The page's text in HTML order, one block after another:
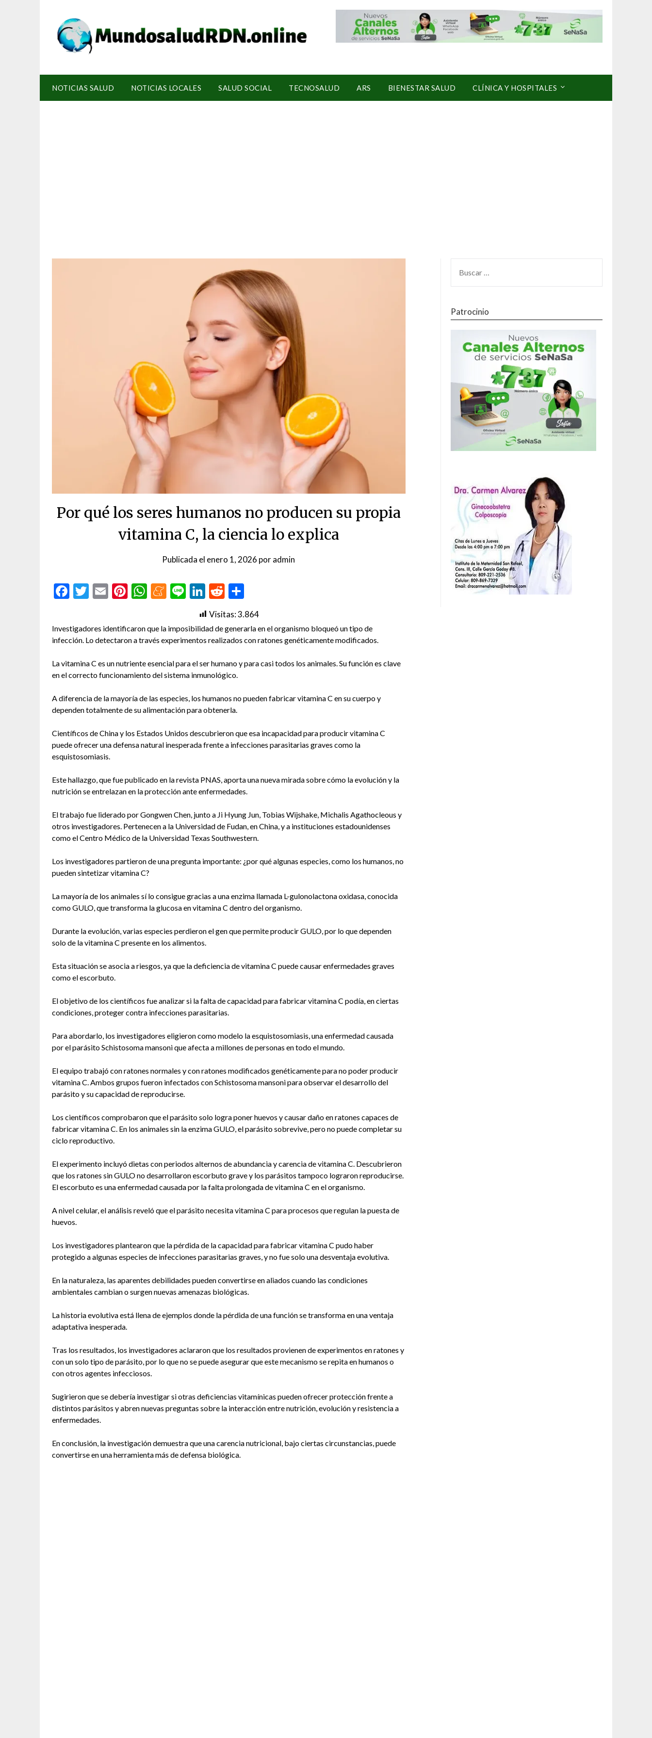
NOTICIAS SALUD NOTICIAS LOCALES SALUD SOCIAL TECNOSALUD ARS BIENESTAR SALUD CLÍNICA Y HOSPITALES
Por qué los seres humanos no producen su propia
vitamina C, la ciencia lo explica
Publicada el enero 1, 2026 poradmin
Facebook
Twitter
EmailPinterest
WhatsApp
Meneame
LineLinkedIn
Reddit
Visitas:3.864
Investigadores identificaron que la imposibilidad de generarla en el organismo bloqueó un tipo de
infección. Lo detectaron a través experimentos realizados con ratones genéticamente modificados.
La vitamina C es un nutriente esencial para el ser humano y para casi todos los animales. Su función es clave
en el correcto funcionamiento del sistema inmunológico.
A diferencia de la mayoría de las especies, los humanos no pueden fabricar vitamina C en su cuerpo y
dependen totalmente de su alimentación para obtenerla.
Científicos de China y los Estados Unidos descubrieron que esa incapacidad para producir vitamina C
puede ofrecer una defensa natural inesperada frente a infecciones parasitarias graves como la
esquistosomiasis.
Este hallazgo, que fue publicado en la revista PNAS, aporta una nueva mirada sobre cómo la evolución y la
nutrición se entrelazan en la protección ante enfermedades.
El trabajo fue liderado por Gongwen Chen, junto a Ji Hyung Jun, Tobias Wijshake, Michalis Agathocleous y
otros investigadores. Pertenecen a la Universidad de Fudan, en China, y a instituciones estadounidenses
como el Centro Médico de la Universidad Texas Southwestern.
Los investigadores partieron de una pregunta importante: ¿por qué algunas especies, como los humanos, no
pueden sintetizar vitamina C?
La mayoría de los animales sí lo consigue gracias a una enzima llamada L-gulonolactona oxidasa, conocida
como GULO, que transforma la glucosa en vitamina C dentro del organismo.
Durante la evolución, varias especies perdieron el gen que permite producir GULO, por lo que dependen
solo de la vitamina C presente en los alimentos.
Esta situación se asocia a riesgos, ya que la deficiencia de vitamina C puede causar enfermedades graves
como el escorbuto.
El objetivo de los científicos fue analizar si la falta de capacidad para fabricar vitamina C podía, en ciertas
condiciones, proteger contra infecciones parasitarias.
Para abordarlo, los investigadores eligieron como modelo la esquistosomiasis, una enfermedad causada
por el parásito Schistosoma mansoni que afecta a millones de personas en todo el mundo.
El equipo trabajó con ratones normales y con ratones modificados genéticamente para no poder producir
vitamina C. Ambos grupos fueron infectados con Schistosoma mansoni para observar el desarrollo del
parásito y su capacidad de reproducirse.
Los científicos comprobaron que el parásito solo logra poner huevos y causar daño en ratones capaces de
fabricar vitamina C. En los animales sin la enzima GULO, el parásito sobrevive, pero no puede completar su
ciclo reproductivo.
El experimento incluyó dietas con periodos alternos de abundancia y carencia de vitamina C. Descubrieron
que los ratones sin GULO no desarrollaron escorbuto grave y los parásitos tampoco lograron reproducirse.
El escorbuto es una enfermedad causada por la falta prolongada de vitamina C en el organismo.
A nivel celular, el análisis reveló que el parásito necesita vitamina C para procesos que regulan la puesta de
huevos.
Los investigadores plantearon que la pérdida de la capacidad para fabricar vitamina C pudo haber
protegido a algunas especies de infecciones parasitarias graves, y no fue solo una desventaja evolutiva.
En la naturaleza, las aparentes debilidades pueden convertirse en aliados cuando las condiciones
ambientales cambian o surgen nuevas amenazas biológicas.
La historia evolutiva está llena de ejemplos donde la pérdida de una función se transforma en una ventaja
adaptativa inesperada.
Tras los resultados, los investigadores aclararon que los resultados provienen de experimentos en ratones y
con un solo tipo de parásito, por lo que no se puede asegurar que este mecanismo se repita en humanos o
con otros agentes infecciosos.
Sugirieron que se debería investigar si otras deficiencias vitamínicas pueden ofrecer protección frente a
distintos parásitos y abren nuevas preguntas sobre la interacción entre nutrición, evolución y resistencia a
enfermedades.
En conclusión, la investigación demuestra que una carencia nutricional, bajo ciertas circunstancias, puede
convertirse en una herramienta más de defensa biológica.
Patrocinio